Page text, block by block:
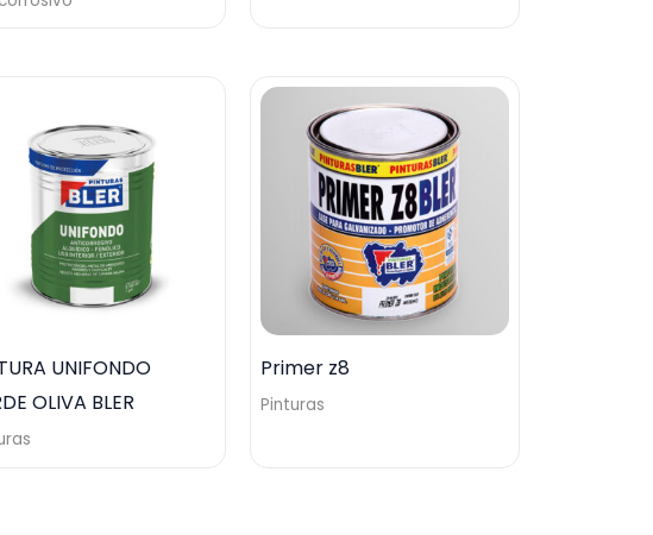
UNIFONDO
OLIVA BLER
Primer z8
Pinturas